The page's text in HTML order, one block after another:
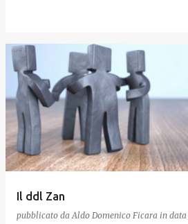
Il ddl Zan
pubblicato da Aldo Domenico Ficara in data